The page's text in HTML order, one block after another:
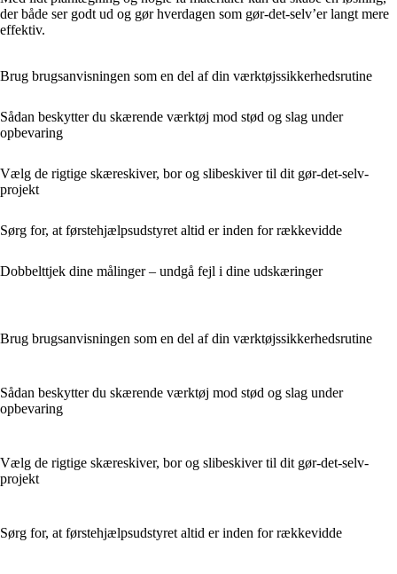
der både ser godt ud og gør hverdagen som gør-det-selv’er langt mere
effektiv.
Brug brugsanvisningen som en del af din værktøjssikkerhedsrutine
Sådan beskytter du skærende værktøj mod stød og slag under
opbevaring
Vælg de rigtige skæreskiver, bor og slibeskiver til dit gør-det-selv-
projekt
Sørg for, at førstehjælpsudstyret altid er inden for rækkevidde
Dobbelttjek dine målinger – undgå fejl i dine udskæringer
Brug brugsanvisningen som en del af din værktøjssikkerhedsrutine
Sådan beskytter du skærende værktøj mod stød og slag under
opbevaring
Vælg de rigtige skæreskiver, bor og slibeskiver til dit gør-det-selv-
projekt
Sørg for, at førstehjælpsudstyret altid er inden for rækkevidde